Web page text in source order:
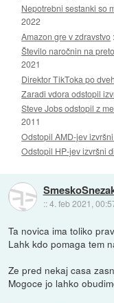
Nepotrebni sestanki so
2022
Amazon gre v zdravstvo
Število naročnin na
2021
Direktor TikToka po
Zaradi vdora odstopil
Steve Jobs odstopil z
2011
Odstopil AMD-jev
Odstopil HP-jev izvršni
::4. feb 2021,
Ta novica ima toliko
Lahk kdo pomaga tem
Ze pred nekaj casa
Mogoce jo lahko